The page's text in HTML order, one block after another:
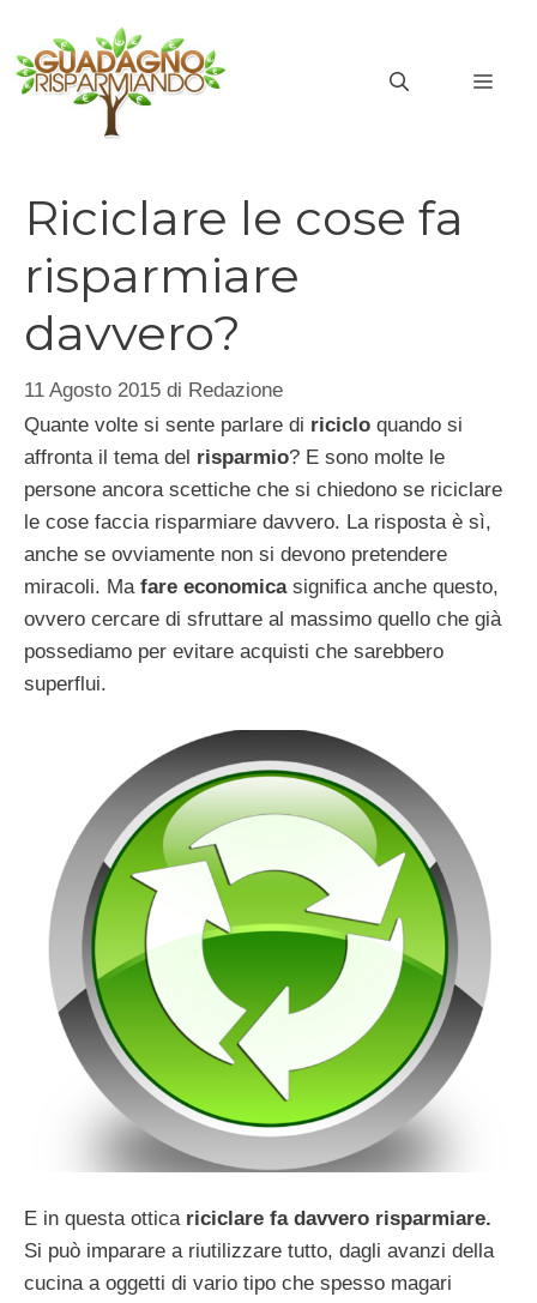
contenuto
Riciclare le cose fa
risparmiare
davvero?
11 Agosto 2015 di Redazione
Quante volte si sente parlare di riciclo quando si
affronta il tema del risparmio? E sono molte le
persone ancora scettiche che si chiedono se riciclare
le cose faccia risparmiare davvero. La risposta è sì,
anche se ovviamente non si devono pretendere
miracoli. Ma fare economicasignifica anche questo,
ovvero cercare di sfruttare al massimo quello che già
possediamo per evitare acquisti che sarebbero
superflui.
E in questa ottica riciclare fa davvero risparmiare.
Si può imparare a riutilizzare tutto, dagli avanzi della
cucina a oggetti di vario tipo che spesso magari